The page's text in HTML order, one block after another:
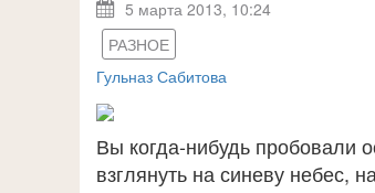
5 марта 2013, 10:24
РАЗНОЕ
Гульназ Сабитова
Вы когда-нибудь пробовали
взглянуть на синеву небес,